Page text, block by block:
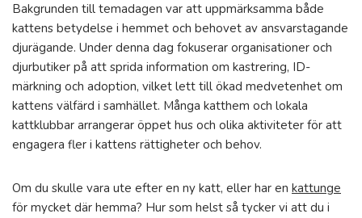
Bakgrunden till temadagen var att uppmärksamma både
kattens betydelse i hemmet och behovet av ansvarstagande
djurägande. Under denna dag fokuserar organisationer och
djurbutiker på att sprida information om kastrering, ID-
märkning och adoption, vilket lett till ökad medvetenhet om
kattens välfärd i samhället. Många katthem och lokala
kattklubbar arrangerar öppet hus och olika aktiviteter för att
engagera fler i kattens rättigheter och behov.
Om du skulle vara ute efter en ny katt, eller har en kattunge
för mycket där hemma? Hur som helst så tycker vi att du i